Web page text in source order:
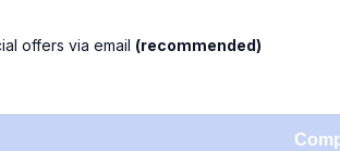
offers via email (recommended)